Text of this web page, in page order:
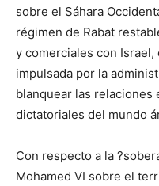
sobre el Sáhara
régimen de Rabat
y comerciales con
impulsada por la
blanquear las
dictatoriales del mundo
Con respecto a la
Mohamed VI sobre el